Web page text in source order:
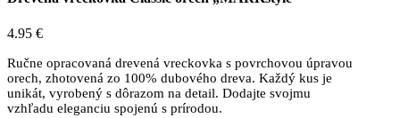
4.95 €
Ručne opracovaná drevená vreckovka s povrchovou úpravou
orech, zhotovená zo 100% dubového dreva. Každý kus je
unikát, vyrobený s dôrazom na detail. Dodajte svojmu
vzhľadu eleganciu spojenú s prírodou.